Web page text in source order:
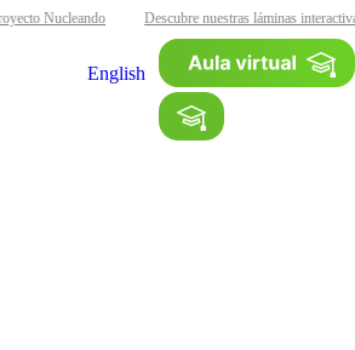
Nucleando Descubre nuestras láminas interactivas
English